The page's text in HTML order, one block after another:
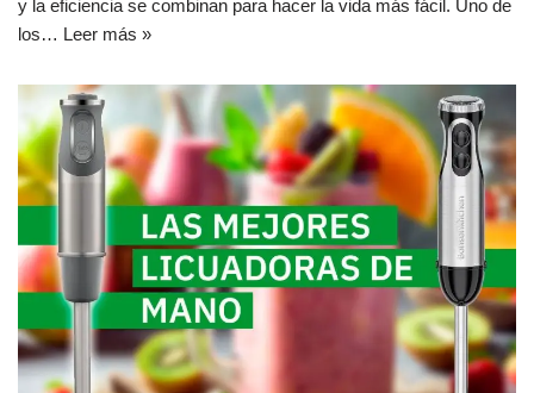
y la eficiencia se combinan para hacer la vida más fácil. Uno de
los… Leer más »